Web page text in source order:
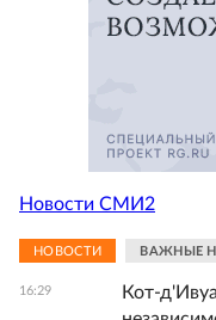
Новости СМИ2
НОВОСТИ ВАЖНЫЕ
16:29
Кот-